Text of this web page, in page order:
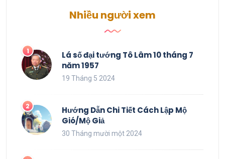
Nhiều người xem
Lá số đại tướng Tô Lâm 10 tháng 7
năm 1957
19 Tháng 5 2024
Hướng Dẫn Chi Tiết Cách Lập Mộ
Gió/Mộ Giả
30 Tháng mười một 2024